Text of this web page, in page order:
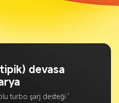
devasa
turbo şarj desteği 3